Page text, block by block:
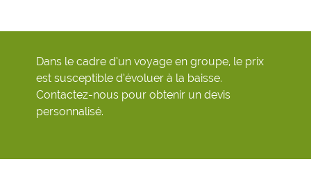
Dans le cadre d’un voyage en groupe, le prix
est susceptible d’évoluer à la baisse.
Contactez-nous pour obtenir un devis
personnalisé.